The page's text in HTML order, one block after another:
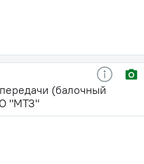
(балочный
"МТЗ"